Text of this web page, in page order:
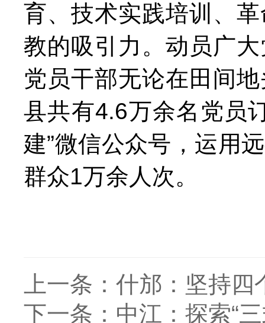
育、技术实践培训、
教的吸引力。动员广
党员干部无论在田间
县共有4.6万余名党员
建”微信公众号，运用
群众1万余人次。
上一条： 什邡：坚持四
下一条： 中江：探索“